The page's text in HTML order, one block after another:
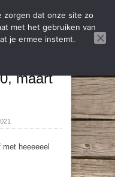
maart
heeeeeel
zorgen dat onze site zo
met het gebruiken van
je ermee instemt.